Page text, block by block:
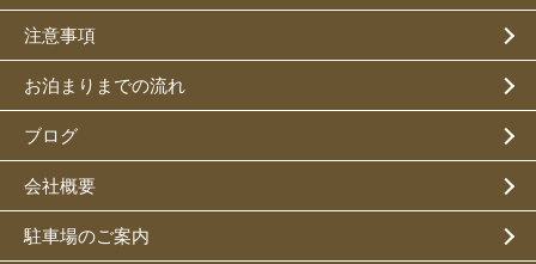
注意事項
お泊まりまでの流れ
ブログ
会社概要
駐車場のご案内